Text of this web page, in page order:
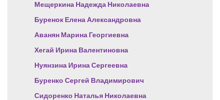
Мещеркина Надежда Николаевна
Буренок Елена Александровна
Аванян Марина Георгиевна
Хегай Ирина Валентиновна
Нуянзина Ирина Сергеевна
Буренко Сергей Владимирович
Сидоренко Наталья Николаевна